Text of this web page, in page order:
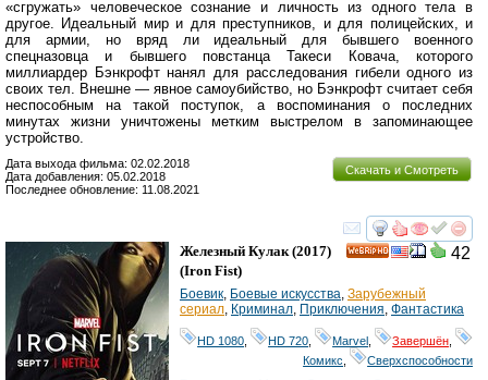
«сгружать» человеческое сознание и личность из одного тела в
другое. Идеальный мир и для преступников, и для полицейских, и
для армии, но вряд ли идеальный для бывшего военного
спецназовца и бывшего повстанца Такеси Ковача, которого
миллиардер Бэнкрофт нанял для расследования гибели одного из
своих тел. Внешне — явное самоубийство, но Бэнкрофт считает себя
неспособным на такой поступок, а воспоминания о последних
минутах жизни уничтожены метким выстрелом в запоминающее
устройство.
Скачать и Смотреть
Дата выхода фильма: 02.02.2018
Дата добавления: 05.02.2018
Последнее обновление: 11.08.2021
смотреть
42
Железный Кулак(2017)
(Iron Fist)
Боевик, Боевые искусства, Зарубежный
сериал, Криминал, Приключения, Фантастика
HD 1080, HD 720, Marvel , Завершён,
Комикс, Сверхспособности